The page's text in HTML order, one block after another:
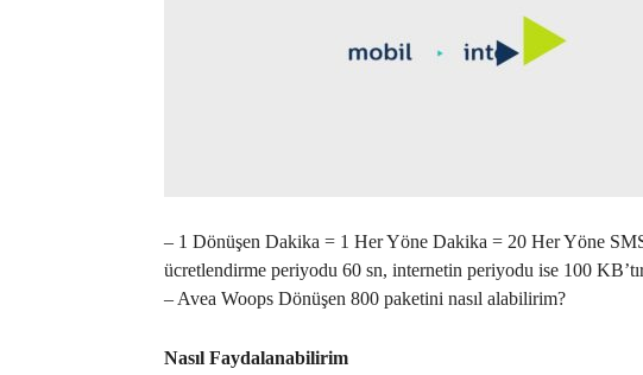
– 1 Dönüşen Dakika = 1 Her Yöne Dakika = 20 Her Yöne
ücretlendirme periyodu 60 sn, internetin periyodu ise 100
– Avea Woops Dönüşen 800 paketini nasıl alabilirim?
Nasıl Faydalanabilirim